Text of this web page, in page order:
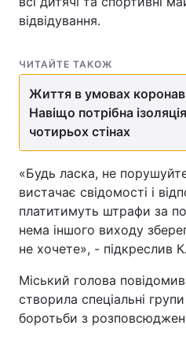
відвідування.
ЧИТАЙТЕ ТАКОЖ
Життя в умовах
Навіщо потрібна
чотирьох стінах
«Будь ласка, не
вистачає свідомості і
платитимуть штрафи за
нема іншого виходу
не хочете», - підкреслив
Міський голова
створила спеціальні
боротьби з